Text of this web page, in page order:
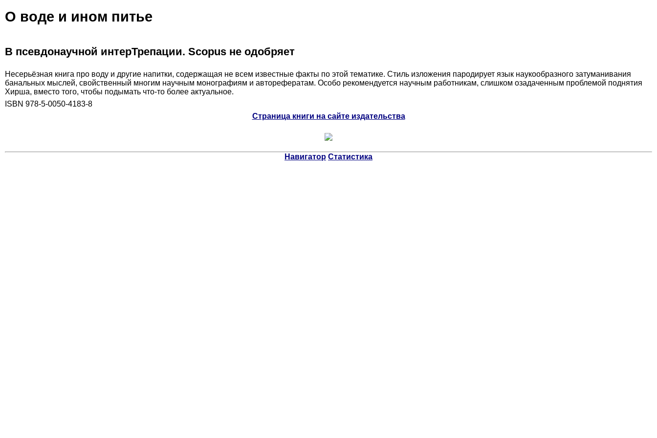
О воде и ином питье
В псевдонаучной интерТрепации. Scopus не одобряет
Несерьёзная книга про воду и другие напитки, содержащая не всем известные факты по этой тематике. Стиль изложения пародирует язык наукообразного затуманивания
банальных мыслей, свойственный многим научным монографиям и авторефератам. Особо рекомендуется научным работникам, слишком озадаченным проблемой поднятия
Хирша, вместо того, чтобы подымать что-то более актуальное.
ISBN 978-5-0050-4183-8
Страница книги на сайте издательства
Навигатор Статистика